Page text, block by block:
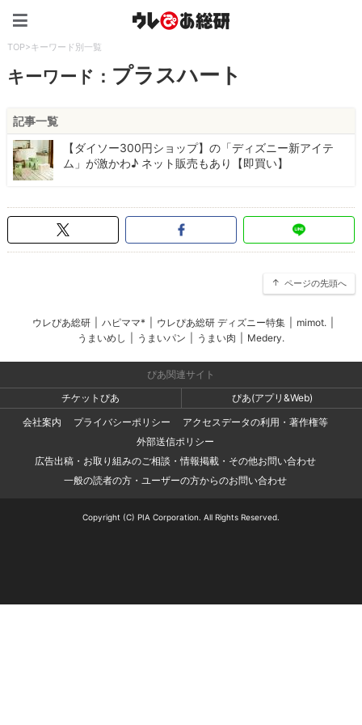
TOP>キーワード別一覧
キーワード： プラスハート
記事一覧
【ダイソー300円ショップ】の「ディズニー新アイテ
ム」が激かわ♪ ネット販売もあり【即買い】
ページの先頭へ
ウレぴあ総研 ハピママ* ウレぴあ総研 ディズニー特集 mimot.
うまいめし
うまいパン うまい肉 Medery.
ぴあ関連サイト
チケットぴあ
ぴあ(アプリ&Web)
会社案内
プライバシーポリシー
アクセスデータの利用・著作権等
外部送信ポリシー
広告出稿・お取り組みのご相談・情報掲載・その他お問い合わせ
一般の読者の方・ユーザーの方からのお問い合わせ
Copyright (C) PIA Corporation. All Rights Reserved.